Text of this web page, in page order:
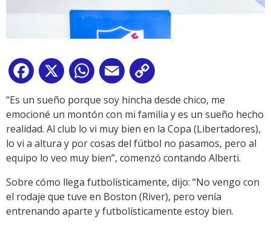
Facebook
X WhatsApp
Email
Link
“Es un sueño porque soy hincha desde chico, me
emocioné un montón con mi familia y es un sueño hecho
realidad. Al club lo vi muy bien en la Copa (Libertadores),
lo vi a altura y por cosas del fútbol no pasamos, pero al
equipo lo veo muy bien”, comenzó contando Alberti.
Sobre cómo llega futbolísticamente, dijo: “No vengo con
el rodaje que tuve en Boston (River), pero venía
entrenando aparte y futbolísticamente estoy bien.